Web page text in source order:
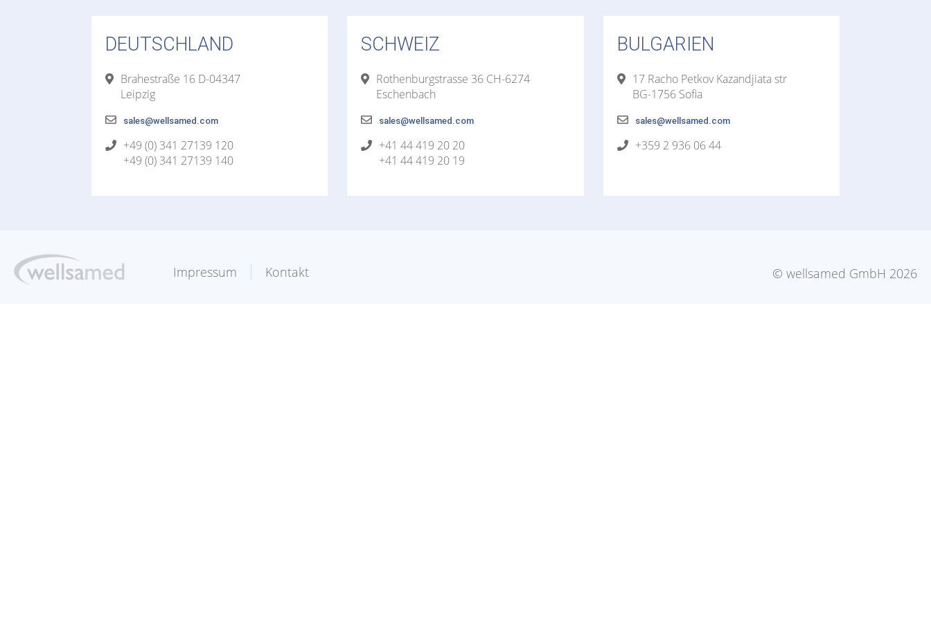
DEUTSCHLAND
Brahestraße 16 D-04347
Leipzig
sales@wellsamed.com
+49 (0) 341 27139 120
+49 (0) 341 27139 140
SCHWEIZ
Rothenburgstrasse 36 CH-6274
Eschenbach
sales@wellsamed.com
+41 44 419 20 20
+41 44 419 20 19
BULGARIEN
17 Racho Petkov Kazandjiata str
BG-1756 Sofia
sales@wellsamed.com
+359 2 936 06 44
Impressum Kontakt © wellsamed GmbH 2026